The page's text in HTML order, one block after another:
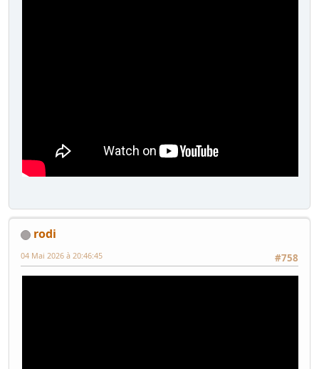
rodi
#758
04 Mai 2026 à 20:46:45